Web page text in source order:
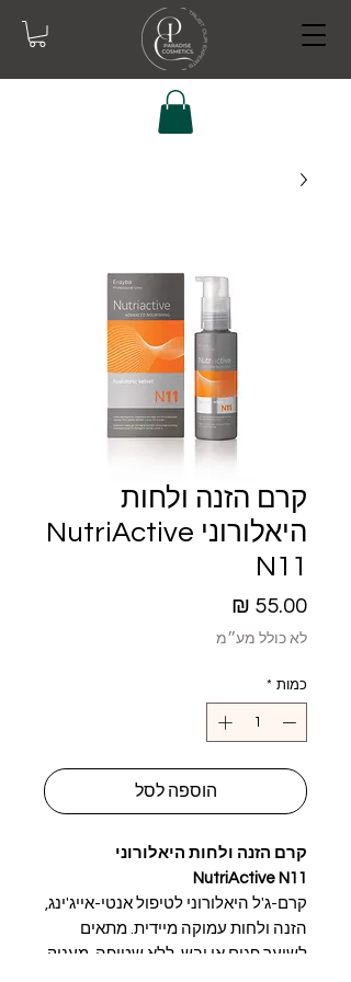
קרם הזנה ולחות
היאלורוני NutriActive
N11
לא כולל מע״מ
כמות *
הוספה לסל
קרם הזנה ולחות היאלורוני
NutriActive N11
קרם-ג'ל היאלורוני לטיפול אנטי-אייג'ינג,
הזנה ולחות עמוקה מיידית. מתאים
לשיער פגום או יבש. ללא שטיפה. מעניק